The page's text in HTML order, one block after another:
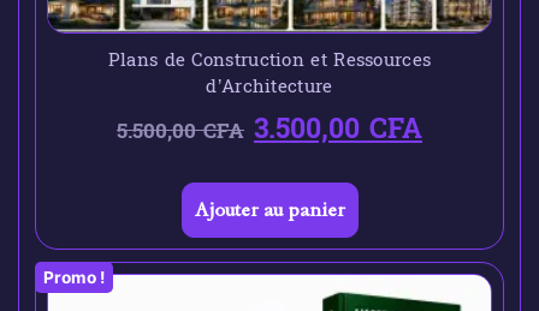
Plans de Construction et Ressources
d’Architecture
5.500,00CFA 3.500,00CFA
Ajouter au panier
Promo !